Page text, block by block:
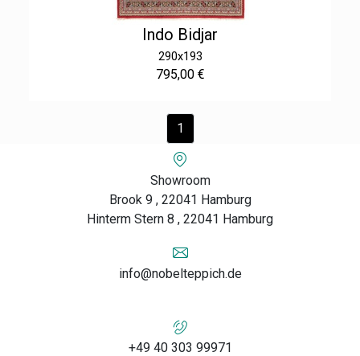
Indo Bidjar
290x193
795,00 €
1
Showroom
Brook 9 , 22041 Hamburg
Hinterm Stern 8 , 22041 Hamburg
info@nobelteppich.de
+49 40 303 99971